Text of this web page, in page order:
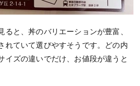
ると、丼のバリエーションが豊富、
れていて選びやすそうです。どの内
イズの違いでだけ、お値段が違うと